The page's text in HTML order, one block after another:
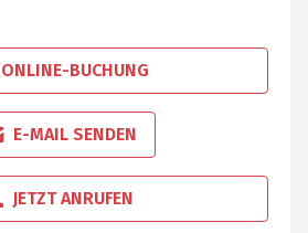
ONLINE-BUCHUNG
E-MAIL SENDEN
JETZT ANRUFEN